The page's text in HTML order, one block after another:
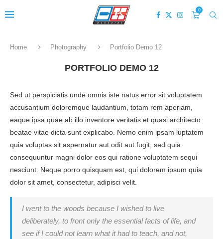
0
Home Photography Portfolio Demo 12
PORTFOLIO DEMO 12
Sed ut perspiciatis unde omnis iste natus error sit voluptatem
accusantium doloremque laudantium, totam rem aperiam,
eaque ipsa quae ab illo inventore veritatis et quasi architecto
beatae vitae dicta sunt explicabo. Nemo enim ipsam luptatem
quia voluptas sit aspernatur aut odit aut fugit, sed quia
consequuntur magni dolor eos qui ratione voluptatem sequi
nesciunt. Neque porro quisquam est, qui dolorem ipsum quia
dolor sit amet, consectetur, adipisci velit.
I went to the woods because I wished to live
deliberately, to front only the essential facts of life, and
see if I could not learn what it had to teach, and not,